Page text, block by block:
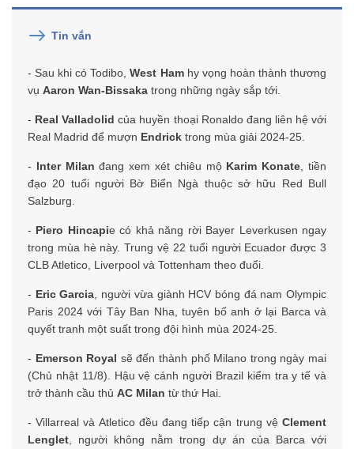
Tin vắn
- Sau khi có Todibo,West Hamhy vọng hoàn thành thương
vụ Aaron Wan-Bissaka trong những ngày sắp tới.
- Real Valladolid của huyền thoại Ronaldo đang liên hệ với
Real Madrid để mượn Endrick trong mùa giải 2024-25.
- Inter Milan đang xem xét chiêu mộ Karim Konate , tiền
đạo 20 tuổi người Bờ Biển Ngà thuộc sở hữu Red Bull
Salzburg.
- Piero Hincapie có khả năng rời Bayer Leverkusen ngay
trong mùa hè này. Trung vệ 22 tuổi người Ecuador được 3
CLB Atletico, Liverpool và Tottenham theo đuổi.
- Eric Garcia , người vừa giành HCV bóng đá nam Olympic
Paris 2024 với Tây Ban Nha, tuyên bố anh ở lại Barca và
quyết tranh một suất trong đội hình mùa 2024-25.
- Emerson Royal sẽ đến thành phố Milano trong ngày mai
(Chủ nhật 11/8). Hậu vệ cánh người Brazil kiểm tra y tế và
trở thành cầu thủ AC Milan từ thứ Hai.
- Villarreal và Atletico đều đang tiếp cận trung vệ Clement
Lenglet , người không nằm trong dự án của Barca với